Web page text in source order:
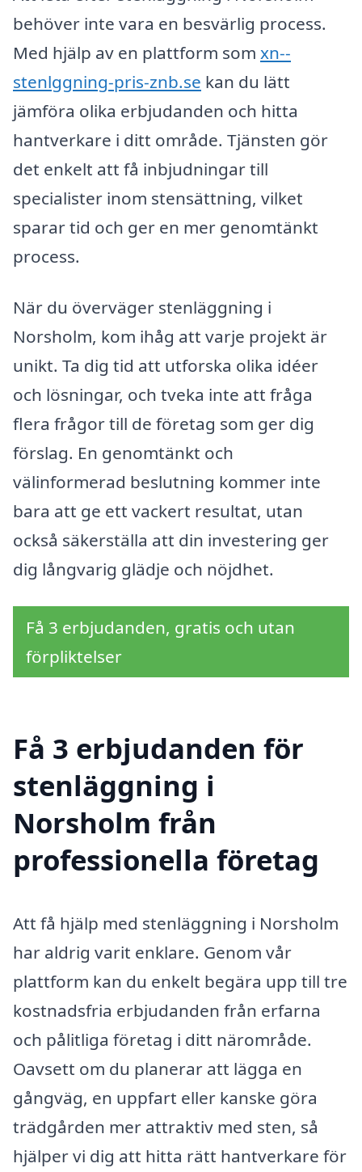
behöver inte vara en besvärlig process.
Med hjälp av en plattform som xn--
stenlggning-pris-znb.se kan du lätt
jämföra olika erbjudanden och hitta
hantverkare i ditt område. Tjänsten gör
det enkelt att få inbjudningar till
specialister inom stensättning, vilket
sparar tid och ger en mer genomtänkt
process.
När du överväger stenläggning i
Norsholm, kom ihåg att varje projekt är
unikt. Ta dig tid att utforska olika idéer
och lösningar, och tveka inte att fråga
flera frågor till de företag som ger dig
förslag. En genomtänkt och
välinformerad beslutning kommer inte
bara att ge ett vackert resultat, utan
också säkerställa att din investering ger
dig långvarig glädje och nöjdhet.
Få 3 erbjudanden, gratis och utan
förpliktelser
Få 3 erbjudanden för
stenläggning i
Norsholm från
professionella företag
Att få hjälp med stenläggning i Norsholm
har aldrig varit enklare. Genom vår
plattform kan du enkelt begära upp till tre
kostnadsfria erbjudanden från erfarna
och pålitliga företag i ditt närområde.
Oavsett om du planerar att lägga en
gångväg, en uppfart eller kanske göra
trädgården mer attraktiv med sten, så
hjälper vi dig att hitta rätt hantverkare för